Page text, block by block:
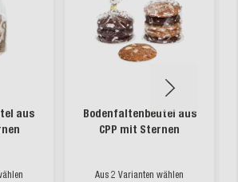
aus
Bodenfaltenbeutel aus
CPP mit Sternen
Aus 2 Varianten wählen